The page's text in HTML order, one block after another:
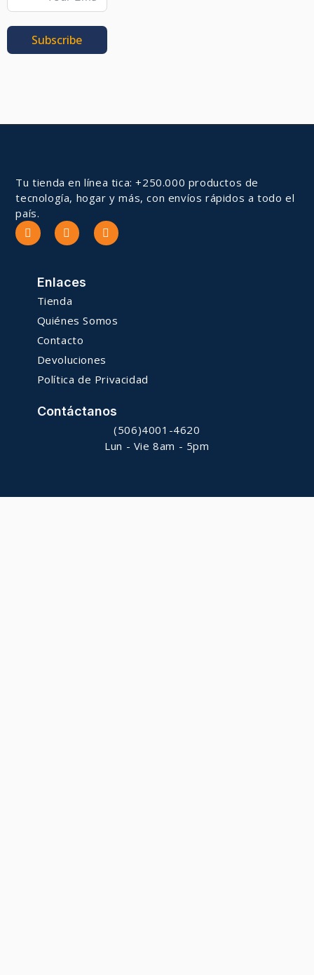
Subscribe
Tu tienda en línea tica: +250.000 productos de
tecnología, hogar y más, con envíos rápidos a todo el
país.
Enlaces
Tienda
Quiénes Somos
Contacto
Devoluciones
Política de Privacidad
Contáctanos
(506)4001-4620
Lun - Vie 8am - 5pm